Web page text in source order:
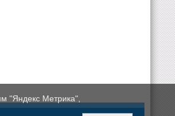
"Яндекс Метрика",